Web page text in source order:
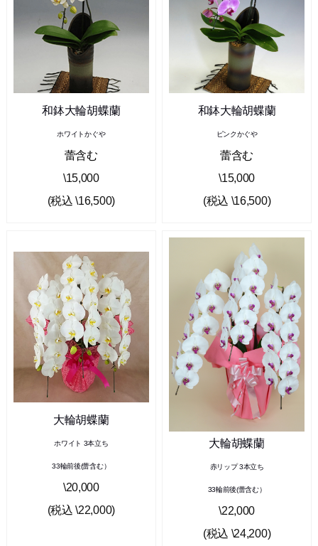
和鉢大輪胡蝶蘭
ホワイトかぐや
蕾含む
\15,000
(税込 \16,500)
和鉢大輪胡蝶蘭
ピンクかぐや
蕾含む
\15,000
(税込 \16,500)
大輪胡蝶蘭
ホワイト 3本立ち
33輪前後(蕾含む）
\20,000
(税込 \22,000)
大輪胡蝶蘭
赤リップ 3本立ち
33輪前後(蕾含む）
\22,000
(税込 \24,200)